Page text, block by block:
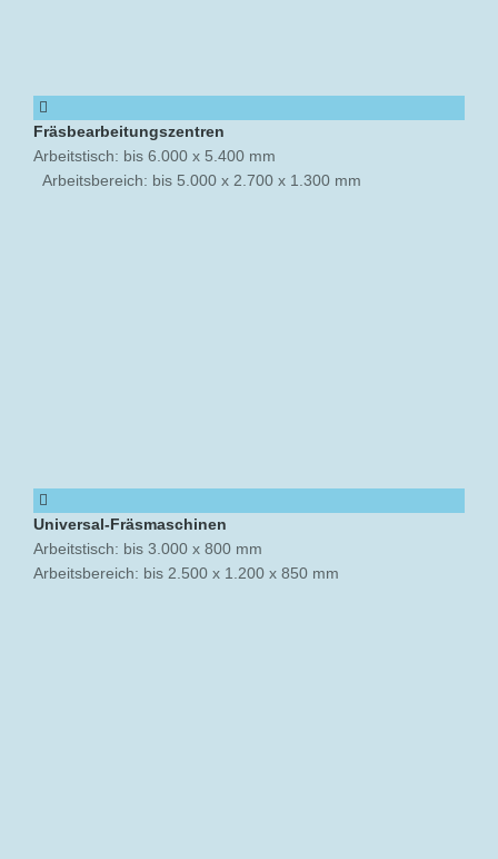
Fräsbearbeitungszentren
Arbeitstisch: bis 6.000 x 5.400 mm
Arbeitsbereich: bis 5.000 x 2.700 x 1.300 mm
Universal-Fräsmaschinen
Arbeitstisch: bis 3.000 x 800 mm
Arbeitsbereich: bis 2.500 x 1.200 x 850 mm